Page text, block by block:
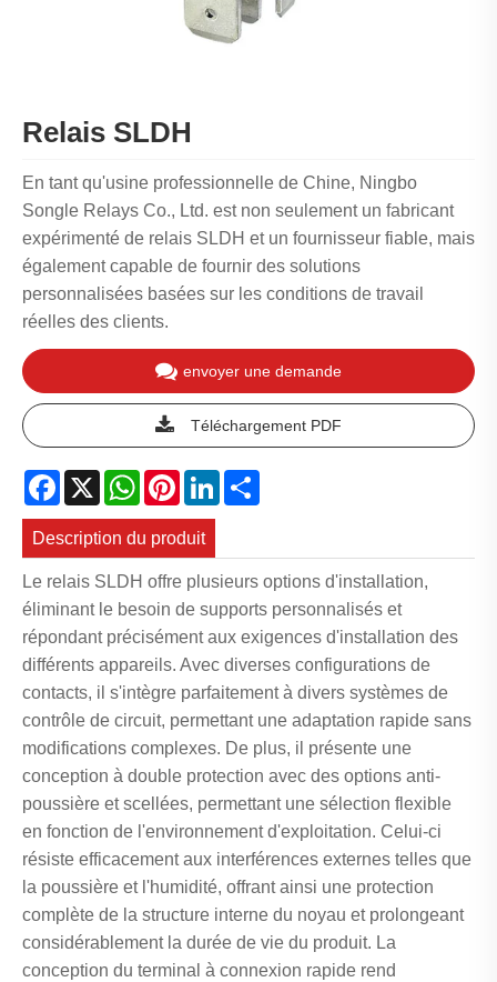
Relais SLDH
En tant qu'usine professionnelle de Chine, Ningbo
Songle Relays Co., Ltd. est non seulement un fabricant
expérimenté de relais SLDH et un fournisseur fiable, mais
également capable de fournir des solutions
personnalisées basées sur les conditions de travail
réelles des clients.
envoyer une demande
Téléchargement PDF
Facebook
X WhatsApp
PinterestLinkedIn
Description du produit
Le relais SLDH offre plusieurs options d'installation,
éliminant le besoin de supports personnalisés et
répondant précisément aux exigences d'installation des
différents appareils. Avec diverses configurations de
contacts, il s'intègre parfaitement à divers systèmes de
contrôle de circuit, permettant une adaptation rapide sans
modifications complexes. De plus, il présente une
conception à double protection avec des options anti-
poussière et scellées, permettant une sélection flexible
en fonction de l'environnement d'exploitation. Celui-ci
résiste efficacement aux interférences externes telles que
la poussière et l'humidité, offrant ainsi une protection
complète de la structure interne du noyau et prolongeant
considérablement la durée de vie du produit. La
conception du terminal à connexion rapide rend